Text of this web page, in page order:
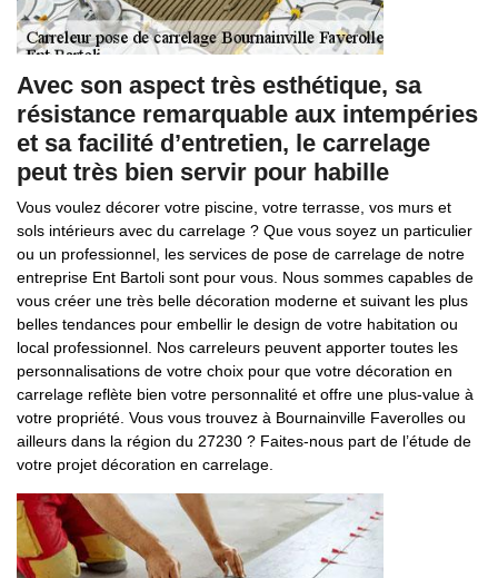
Avec son aspect très esthétique, sa
résistance remarquable aux intempéries
et sa facilité d’entretien, le carrelage
peut très bien servir pour habille
Vous voulez décorer votre piscine, votre terrasse, vos murs et
sols intérieurs avec du carrelage ? Que vous soyez un particulier
ou un professionnel, les services de pose de carrelage de notre
entreprise Ent Bartoli sont pour vous. Nous sommes capables de
vous créer une très belle décoration moderne et suivant les plus
belles tendances pour embellir le design de votre habitation ou
local professionnel. Nos carreleurs peuvent apporter toutes les
personnalisations de votre choix pour que votre décoration en
carrelage reflète bien votre personnalité et offre une plus-value à
votre propriété. Vous vous trouvez à Bournainville Faverolles ou
ailleurs dans la région du 27230 ? Faites-nous part de l’étude de
votre projet décoration en carrelage.